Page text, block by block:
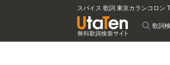
スパイス 歌詞 東京カランコロン
歌詞